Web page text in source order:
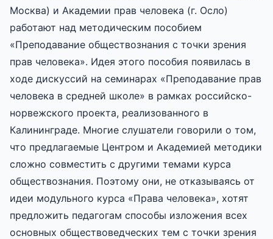
Москва) и Академии прав человека (г. Осло)
работают над методическим пособием
«Преподавание обществознания с точки зрения
прав человека». Идея этого пособия появилась в
ходе дискуссий на семинарах «Преподавание прав
человека в средней школе» в рамках российско-
норвежского проекта, реализованного в
Калининграде. Многие слушатели говорили о том,
что предлагаемые Центром и Академией методики
сложно совместить с другими темами курса
обществознания. Поэтому они, не отказываясь от
идеи модульного курса «Права человека», хотят
предложить педагогам способы изложения всех
основных обществоведческих тем с точки зрения